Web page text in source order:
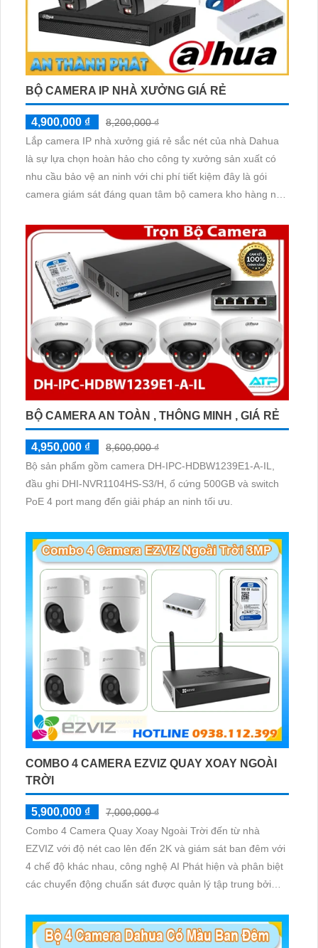
BỘ CAMERA IP NHÀ XƯỞNG GIÁ RẺ
4,900,000 ₫
8,200,000 ₫
Lắp camera IP nhà xưởng giá rẻ sắc nét của nhà Dahua
là sự lựa chọn hoàn hảo cho công ty xưởng sản xuất có
nhu cầu bảo vệ an ninh với chi phí tiết kiệm đây là gói
camera giám sát đáng quan tâm bộ camera kho hàng nhà
chất lượng cao cho người dùng với bộ camera camera IP
Dahua bảo vệ an ninh cho xưởng sản xuất tuyệt đối.
BỘ CAMERA AN TOÀN , THÔNG MINH , GIÁ RẺ
4,950,000 ₫
8,600,000 ₫
Bộ sản phẩm gồm camera DH-IPC-HDBW1239E1-A-IL,
đầu ghi DHI-NVR1104HS-S3/H, ổ cứng 500GB và switch
PoE 4 port mang đến giải pháp an ninh tối ưu.
COMBO 4 CAMERA EZVIZ QUAY XOAY NGOÀI
TRỜI
5,900,000 ₫
7,000,000 ₫
Combo 4 Camera Quay Xoay Ngoài Trời đến từ nhà
EZVIZ với độ nét cao lên đến 2K và giám sát ban đêm với
4 chế độ khác nhau, công nghệ AI Phát hiện và phân biệt
các chuyển động chuẩn sát được quản lý tập trung bởi